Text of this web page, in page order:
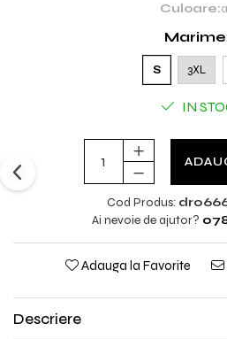
Culoare:
Marime:
S 3XL
IN
Cod Produs:
Ai nevoie de ajutor?
Adauga la Favorite
Descriere